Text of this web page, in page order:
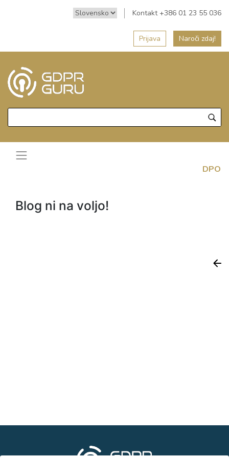
Kontakt +386 01 23 55 036
Prijava Naroči zdaj!
DPO
Blog ni na voljo!